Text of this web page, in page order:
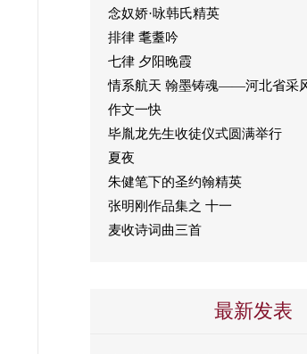
念奴娇·咏韩氏精英
排律 耄耋吟
七律 夕阳晚霞
情系航天 翰墨铸魂——河北省采
作文一快
毕胤龙先生收徒仪式圆满举行
夏夜
朱健笔下的圣约翰精英
张明刚作品集之 十一
麦收诗词曲三首
最新发表